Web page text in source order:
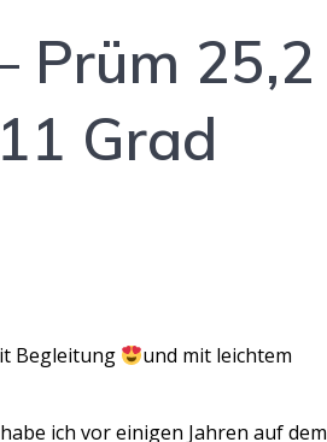
Prüm 25,2
Grad
Begleitung
und mit leichtem
ich vor einigen Jahren auf dem